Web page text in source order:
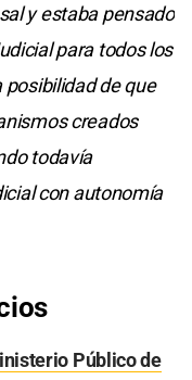
y estaba pensado
para todos los
de que
creados
todavía
con autonomía
Público de